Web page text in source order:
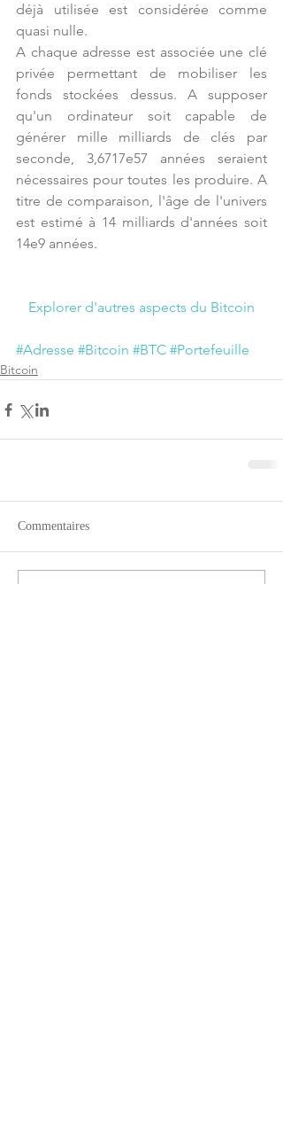
déjà utilisée est considérée comme
quasi nulle.
A chaque adresse est associée une clé
privée permettant de mobiliser les
fonds stockées dessus. A supposer
qu'un ordinateur soit capable de
générer mille milliards de clés par
seconde, 3,6717e57 années seraient
nécessaires pour toutes les produire. A
titre de comparaison, l'âge de l'univers
est estimé à 14 milliards d'années soit
14e9 années.
Explorer d'autres aspects du Bitcoin
#Adresse #Bitcoin #BTC #Portefeuille
Bitcoin
Commentaires